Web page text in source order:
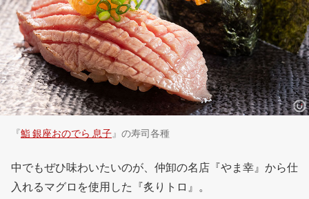
『鮨 銀座おのでら 息子 』の寿司各種
中でもぜひ味わいたいのが、仲卸の名店『やま幸』から仕
入れるマグロを使用した『炙りトロ』。